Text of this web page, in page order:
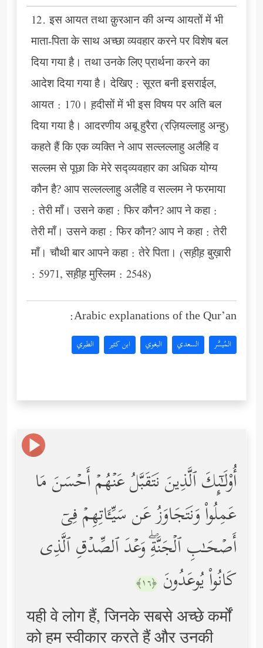
12. इस आयत तथा क़ुरआन की अन्य आयतों में भी
माता-पिता के साथ अच्छा व्यवहार करने पर विशेष बल
दिया गया है। तथा उनके लिए प्रार्थना करने का
आदेश दिया गया है। देखिए : सूरत बनी इसराईल,
आयत : 170। ह़दीसों में भी इस विषय पर अति बल
दिया गया है। आदरणीय अबू हुरैरा (रज़ियल्लाहु अन्हु)
कहते हैं कि एक व्यक्ति ने आप सल्लल्लाहु अलैहि व
सल्लम से पूछा कि मेरे सद्व्यवहार का अधिक योग्य
कौन है? आप सल्लल्लाहु अलैहि व सल्लम ने फरमाया
: तेरी माँ। उसने कहा : फिर कौन? आप ने कहा :
तेरी माँ। उसने कहा : फिर कौन? आप ने कहा : तेरी
माँ। चौथी बार आपने कहा : तेरे पिता। (सह़ीह़ बुख़ारी
: 5971, सह़ीह़ मुस्लिम : 2548)
Arabic explanations of the Qur’an:
المُيسَّر السعدي البغوي ابن كثير الطبري
أُوْلَـٰۤىِٕكَ ٱلَّذِینَ نَتَقَبَّلُ عَنۡهُمۡ أَحۡسَنَ مَا
عَمِلُواْ وَنَتَجَاوَزُ عَن سَیِّـَٔاتِهِمۡ فِیۤ
أَصۡحَـٰبِ ٱلۡجَنَّةِۖ وَعۡدَ ٱلصِّدۡقِ ٱلَّذِی
كَانُواْ یُوعَدُونَ ﴿١٦﴾
यही वे लोग हैं, जिनके सबसे अच्छे कर्मों
को हम स्वीकार करते हैं और उनकी